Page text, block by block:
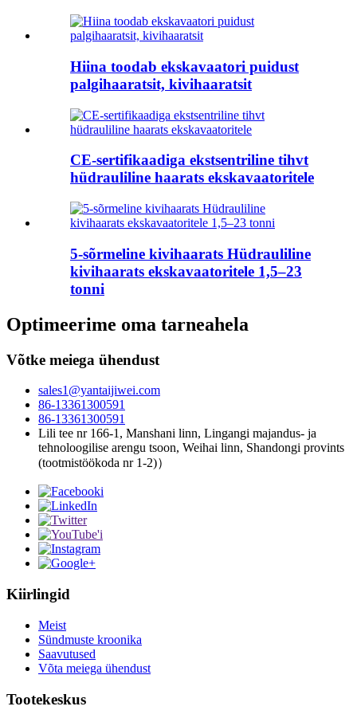
Hiina toodab ekskavaatori puidust
palgihaaratsit, kivihaaratsit
CE-sertifikaadiga ekstsentriline tihvt
hüdrauliline haarats ekskavaatoritele
5-sõrmeline kivihaarats Hüdrauliline
kivihaarats ekskavaatoritele 1,5–23
tonni
Optimeerime oma tarneahela
Võtke meiega ühendust
sales1@yantaijiwei.com
86-13361300591
86-13361300591
Lili tee nr 166-1, Manshani linn, Lingangi majandus- ja
tehnoloogilise arengu tsoon, Weihai linn, Shandongi provints
(tootmistöökoda nr 1-2)）
Kiirlingid
Meist
Sündmuste kroonika
Saavutused
Võta meiega ühendust
Tootekeskus